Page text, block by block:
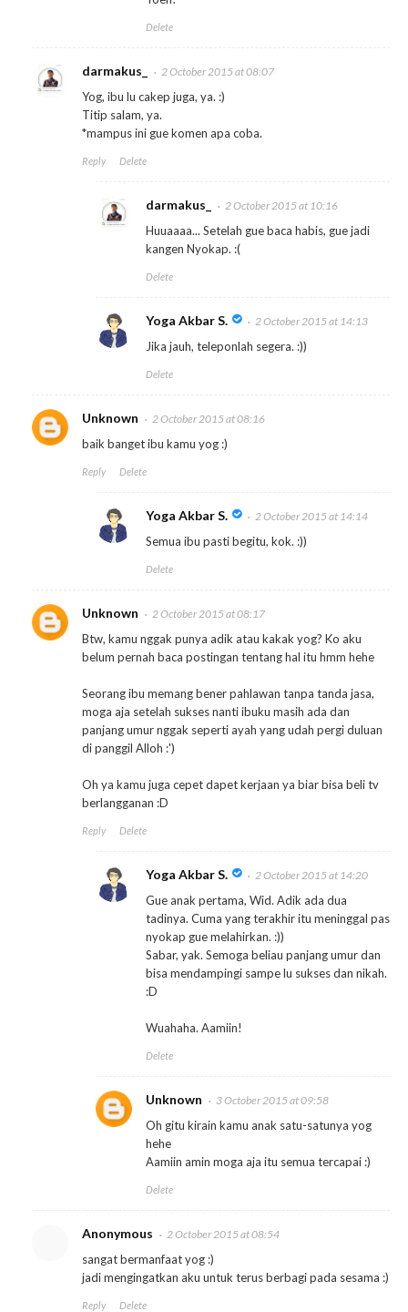
Delete
darmakus_ 2 October 2015 at 08:07
Yog, ibu lu cakep juga, ya. :)
Titip salam, ya.
*mampus ini gue komen apa coba.
Reply Delete
darmakus_ 2 October 2015 at 10:16
Huuaaaa... Setelah gue baca habis, gue jadi
kangen Nyokap. :(
Delete
Yoga Akbar S. 2 October 2015 at 14:13
Jika jauh, teleponlah segera. :))
Delete
Unknown 2 October 2015 at 08:16
baik banget ibu kamu yog :)
Reply Delete
Yoga Akbar S. 2 October 2015 at 14:14
Semua ibu pasti begitu, kok. :))
Delete
Unknown 2 October 2015 at 08:17
Btw, kamu nggak punya adik atau kakak yog? Ko aku
belum pernah baca postingan tentang hal itu hmm hehe
Seorang ibu memang bener pahlawan tanpa tanda jasa,
moga aja setelah sukses nanti ibuku masih ada dan
panjang umur nggak seperti ayah yang udah pergi duluan
di panggil Alloh :')
Oh ya kamu juga cepet dapet kerjaan ya biar bisa beli tv
berlangganan :D
Reply Delete
Yoga Akbar S. 2 October 2015 at 14:20
Gue anak pertama, Wid. Adik ada dua
tadinya. Cuma yang terakhir itu meninggal pas
nyokap gue melahirkan. :))
Sabar, yak. Semoga beliau panjang umur dan
bisa mendampingi sampe lu sukses dan nikah.
:D
Wuahaha. Aamiin!
Delete
Unknown 3 October 2015 at 09:58
Oh gitu kirain kamu anak satu-satunya yog
hehe
Aamiin amin moga aja itu semua tercapai :)
Delete
Anonymous 2 October 2015 at 08:54
sangat bermanfaat yog :)
jadi mengingatkan aku untuk terus berbagi pada sesama :)
Reply Delete